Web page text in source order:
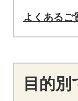
よくあるご
目的